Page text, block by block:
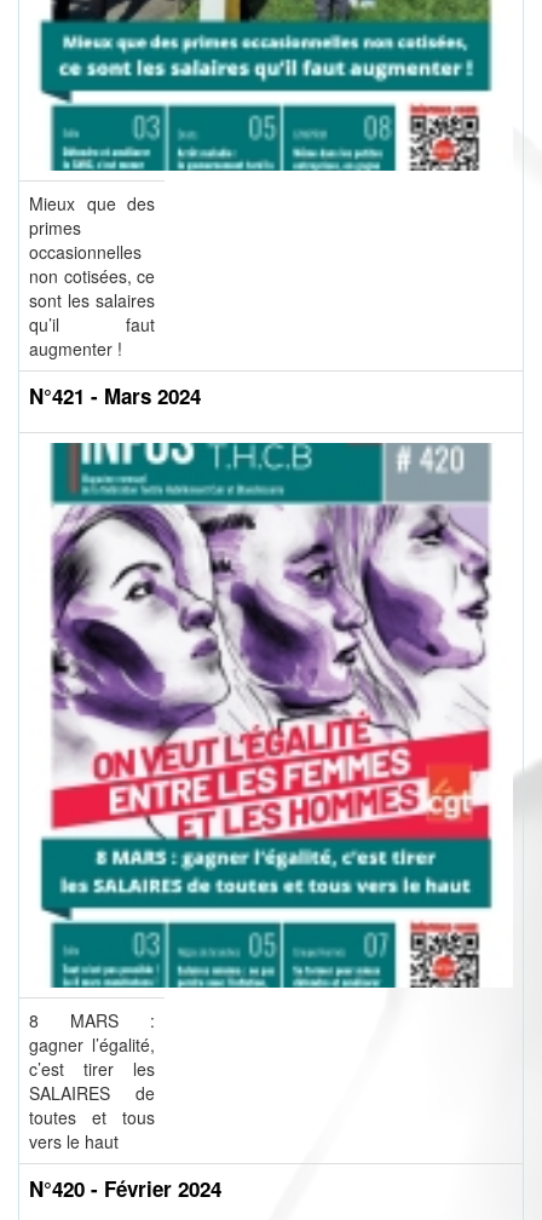
Mieux que des
primes
occasionnelles
non cotisées, ce
sont les salaires
qu’il faut
augmenter !
N°421 - Mars 2024
8 MARS :
gagner l’égalité,
c’est tirer les
SALAIRES de
toutes et tous
vers le haut
N°420 - Février 2024